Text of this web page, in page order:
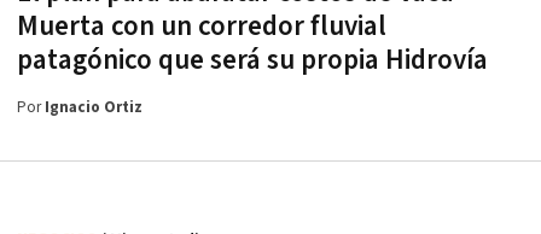
Muerta con un corredor fluvial
patagónico que será su propia Hidrovía
PorIgnacio Ortiz